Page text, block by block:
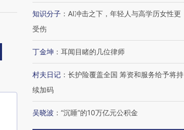
知识分子 ： AI冲击之下，年轻人与高学历女性更
受伤
丁金坤 ： 耳闻目睹的几位律师
村夫日记 ： 长护险覆盖全国 筹资和服务给予将持
续加码
吴晓波 ： “沉睡”的10万亿元公积金